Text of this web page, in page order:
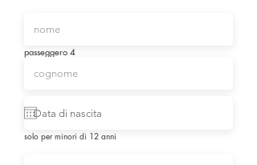
passeggero 4
solo per minori di 12 anni